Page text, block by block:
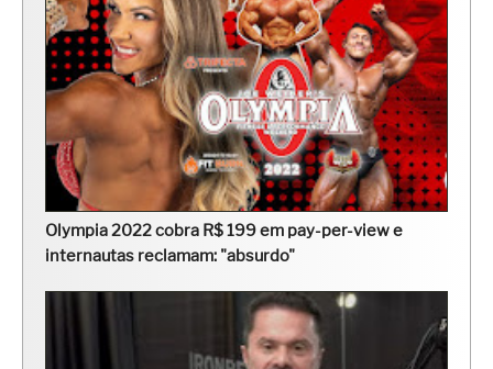
Olympia 2022 cobra R$ 199 em pay-per-view e
internautas reclamam: "absurdo"